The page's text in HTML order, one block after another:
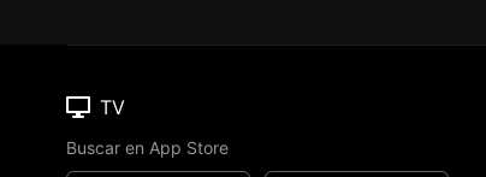
TV
Buscar en App Store